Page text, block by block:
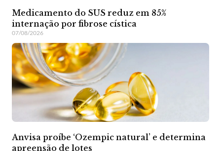
Medicamento do SUS reduz em 85%
internação por fibrose cística
07/08/2026
Anvisa proíbe ‘Ozempic natural’ e determina
apreensão de lotes